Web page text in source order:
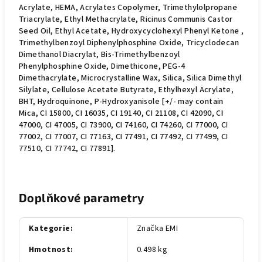
Acrylate, HEMA, Acrylates Copolymer, Trimethylolpropane
Triacrylate, Ethyl Methacrylate, Ricinus Communis Castor
Seed Oil, Ethyl Acetate, Hydroxycyclohexyl Phenyl Ketone ,
Trimethylbenzoyl Diphenylphosphine Oxide, Tricyclodecan
Dimethanol Diacrylat, Bis-Trimethylbenzoyl
Phenylphosphine Oxide, Dimethicone, PEG-4
Dimethacrylate, Microcrystalline Wax, Silica, Silica Dimethyl
Silylate, Cellulose Acetate Butyrate, Ethylhexyl Acrylate,
BHT, Hydroquinone, P-Hydroxyanisole [+/- may contain
Mica, CI 15800, CI 16035, CI 19140, CI 21108, CI 42090, CI
47000, CI 47005, CI 73900, CI 74160, CI 74260, CI 77000, CI
77002, CI 77007, CI 77163, CI 77491, CI 77492, CI 77499, CI
77510, CI 77742, CI 77891].
Doplňkové parametry
Kategorie:
Značka EMI
Hmotnost: 0.498 kg